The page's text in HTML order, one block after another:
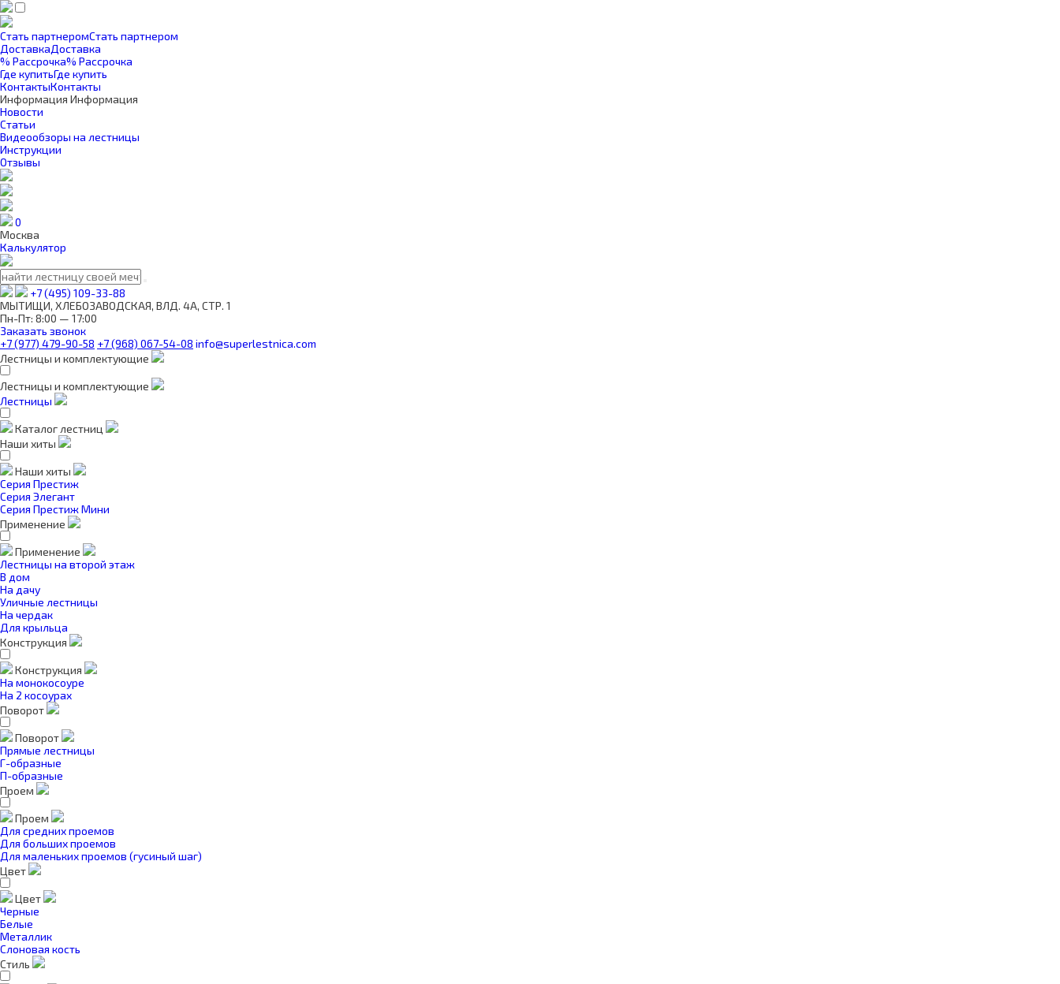
Стать партнеромСтать партнером
ДоставкаДоставка
% Рассрочка% Рассрочка
Где купитьГде купить
КонтактыКонтакты
Информация Информация
Новости
Статьи
Видеообзоры на лестницы
Инструкции
Отзывы
0
Москва
Калькулятор
+7 (495) 109-33-88
МЫТИЩИ, ХЛЕБОЗАВОДСКАЯ, ВЛД. 4А, СТР. 1
Пн-Пт: 8:00 — 17:00
Заказать звонок
+7 (977) 479-90-58 +7 (968) 067-54-08 info@superlestnica.com
Лестницы и комплектующие
Лестницы и комплектующие
Лестницы
Каталог лестниц
Наши хиты
Наши хиты
Серия Престиж
Серия Элегант
Серия Престиж Мини
Применение
Применение
Лестницы на второй этаж
В дом
На дачу
Уличные лестницы
На чердак
Для крыльца
Конструкция
Конструкция
На монокосоуре
На 2 косоурах
Поворот
Поворот
Прямые лестницы
Г-образные
П-образные
Проем
Проем
Для средних проемов
Для больших проемов
Для маленьких проемов (гусиный шаг)
Цвет
Цвет
Черные
Белые
Металлик
Слоновая кость
Стиль